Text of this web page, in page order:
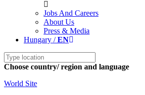
Jobs And Careers
About Us
Press & Media
Hungary /EN
Choose country/ region and language
World Site